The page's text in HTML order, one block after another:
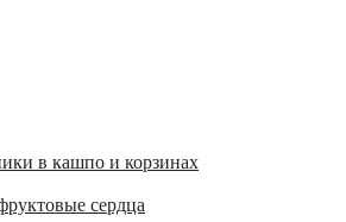
в кашпо и корзинах
сердца